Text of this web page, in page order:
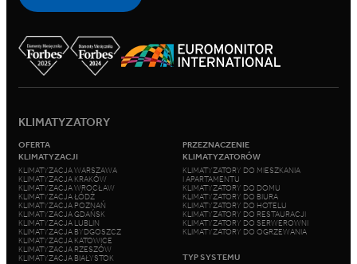
KLIMATYZATORY
OFERTA
KLIMATYZACJI
KLIMATYZACJA WARSZAWA
KLIMATYZACJA KRAKÓW
KLIMATYZACJA WROCŁAW
KLIMATYZACJA ŁÓDŹ
KLIMATYZACJA POZNAŃ
KLIMATYZACJA GDAŃSK
KLIMATYZACJA LUBLIN
KLIMATYZACJA BYDGOSZCZ
KLIMATYZACJA KATOWICE
KLIMATYZACJA RZESZÓW
KLIMATYZACJA BIAŁYSTOK
PRZEZNACZENIE
KLIMATYZATORÓW
KLIMATYZATORY DO MIESZKANIA
I APARTAMENTU
KLIMATYZATORY DO DOMU
KLIMATYZATORY DO BIURA
KLIMATYZATORY DO HOTELU
KLIMATYZATORY DO RESTAURACJI
KLIMATYZATORY DO SERWEROWNI
KLIMATYZATORY DO OGRZEWANIA
TYP SYSTEMU